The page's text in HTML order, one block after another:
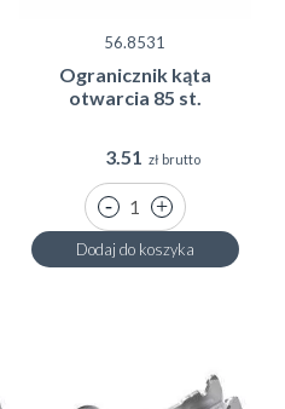
56.8531
Ogranicznik kąta
otwarcia 85 st.
3.51 zł brutto
Dodaj do koszyka